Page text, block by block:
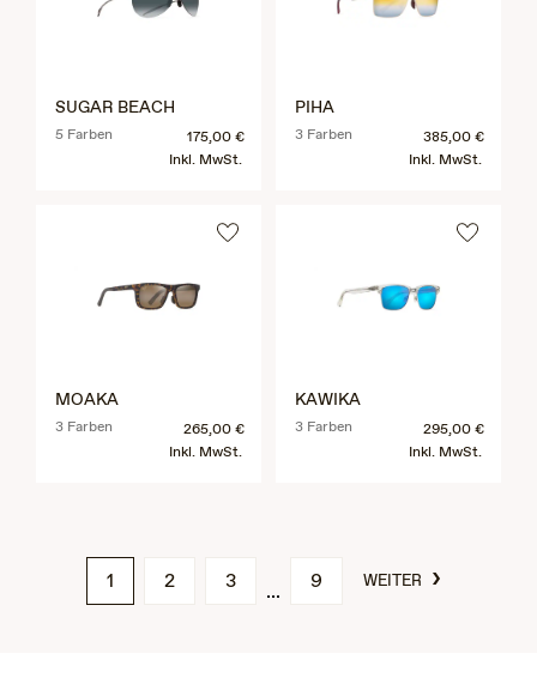
SUGAR BEACH
5 Farben
175,00 €
Inkl. MwSt.
PIHA
3 Farben
385,00 €
Inkl. MwSt.
MOAKA
3 Farben
265,00 €
Inkl. MwSt.
KAWIKA
3 Farben
295,00 €
Inkl. MwSt.
1 2 3 9 WEITER ›